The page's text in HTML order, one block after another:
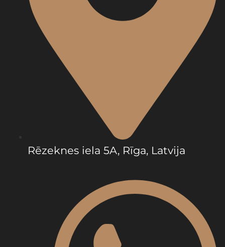
Rēzeknes iela 5A, Rīga, Latvija